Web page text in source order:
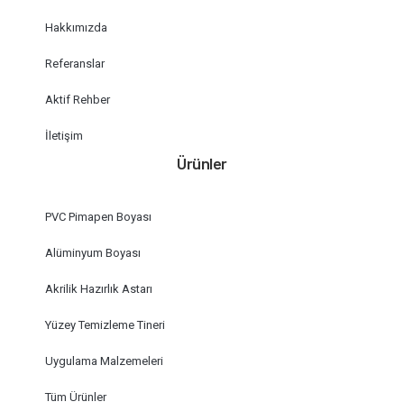
Hakkımızda
Referanslar
Aktif Rehber
İletişim
Ürünler
PVC Pimapen Boyası
Alüminyum Boyası
Akrilik Hazırlık Astarı
Yüzey Temizleme Tineri
Uygulama Malzemeleri
Tüm Ürünler